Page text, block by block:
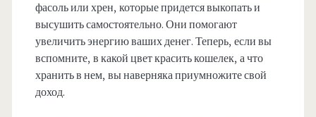
фасоль или хрен, которые придется выкопать и
высушить самостоятельно. Они помогают
увеличить энергию ваших денег. Теперь, если вы
вспомните, в какой цвет красить кошелек, а что
хранить в нем, вы наверняка приумножите свой
доход.